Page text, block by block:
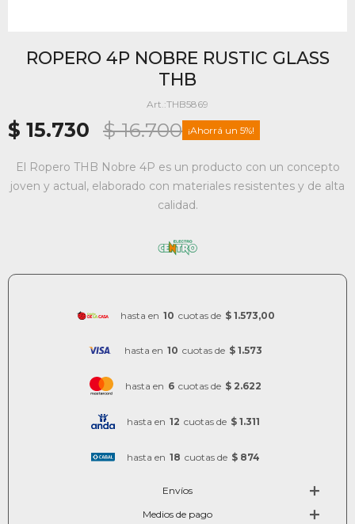
ROPERO 4P NOBRE RUSTIC GLASS
THB
THB5869
$ 15.730 $ 16.700 5
El Ropero THB Nobre 4P es un producto con un concepto
joven y actual, elaborado con materiales resistentes y de alta
calidad.
hasta en 10 cuotas de $ 1.573,00
hasta en 10 cuotas de $ 1.573
hasta en 6 cuotas de $ 2.622
hasta en 12 cuotas de $ 1.311
hasta en 18 cuotas de $ 874
Envíos
Medios de pago